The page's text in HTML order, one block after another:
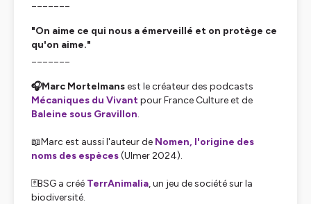
"On aime ce qui nous a émerveillé et on protège ce
qu'on aime."
🎧Marc Mortelmansest le créateur des podcasts
Mécaniques du Vivantpour France Culture et de
Baleine sous Gravillon.
📖Marc est aussi l'auteur de Nomen, l'origine des
noms des espèces(Ulmer 2024).
🃏BSG a créé TerrAnimalia, un jeu de société sur la
biodiversité.